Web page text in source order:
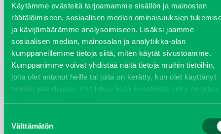
Käytämme evästeitä tarjoamamme sisällön ja mainosten
räätälöimiseen, sosiaalisen median ominaisuuksien
ja kävijämäärämme analysoimiseen. Lisäksi jaamme
sosiaalisen median, mainosalan ja analytiikka-alan
kumppaneillemme tietoja siitä, miten käytät sivustoamme.
Kumppanimme voivat yhdistää näitä tietoja muihin tietoihin,
joita olet antanut heille tai joita on kerätty, kun olet käyttänyt
heidän palvelujaan. Voit lukea lisää evästeistä sekä muuttaa
valinta
Välttämätön
huhtikuu 2022
helmikuu 2022
joulukuu 2021
lokakuu 2021